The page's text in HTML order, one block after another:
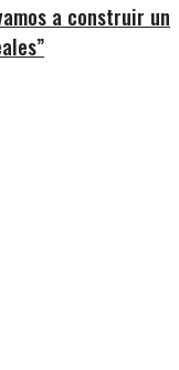
a construir un